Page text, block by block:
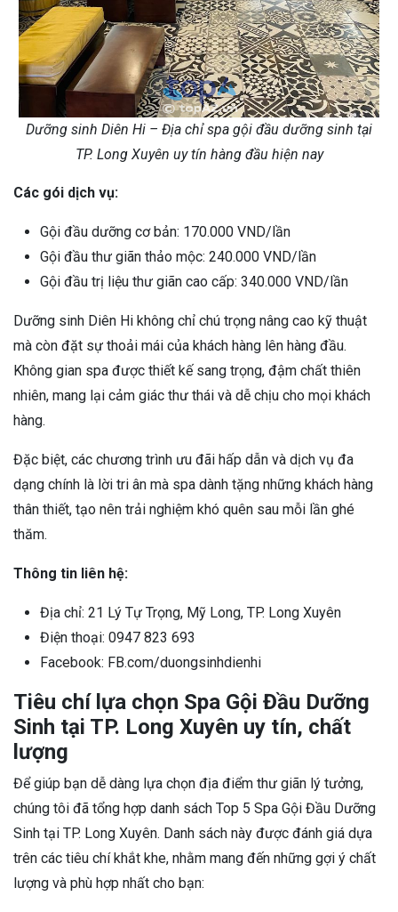
Dưỡng sinh Diên Hi – Địa chỉ spa gội đầu dưỡng sinh tại
TP. Long Xuyên uy tín hàng đầu hiện nay
Các gói dịch vụ:
Gội đầu dưỡng cơ bản: 170.000 VND/lần
Gội đầu thư giãn thảo mộc: 240.000 VND/lần
Gội đầu trị liệu thư giãn cao cấp: 340.000 VND/lần
Dưỡng sinh Diên Hi không chỉ chú trọng nâng cao kỹ thuật
mà còn đặt sự thoải mái của khách hàng lên hàng đầu.
Không gian spa được thiết kế sang trọng, đậm chất thiên
nhiên, mang lại cảm giác thư thái và dễ chịu cho mọi khách
hàng.
Đặc biệt, các chương trình ưu đãi hấp dẫn và dịch vụ đa
dạng chính là lời tri ân mà spa dành tặng những khách hàng
thân thiết, tạo nên trải nghiệm khó quên sau mỗi lần ghé
thăm.
Thông tin liên hệ:
Địa chỉ: 21 Lý Tự Trọng, Mỹ Long, TP. Long Xuyên
Điện thoại: 0947 823 693
Facebook: FB.com/duongsinhdienhi
Tiêu chí lựa chọn Spa Gội Đầu Dưỡng
Sinh tại TP. Long Xuyên uy tín, chất
lượng
Để giúp bạn dễ dàng lựa chọn địa điểm thư giãn lý tưởng,
chúng tôi đã tổng hợp danh sách Top 5 Spa Gội Đầu Dưỡng
Sinh tại TP. Long Xuyên. Danh sách này được đánh giá dựa
trên các tiêu chí khắt khe, nhằm mang đến những gợi ý chất
lượng và phù hợp nhất cho bạn: